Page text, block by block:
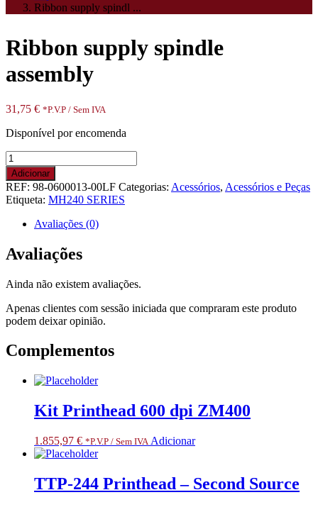
Ribbon supply spindl ...
Ribbon supply spindle
assembly
31,75 € *P.V.P / Sem IVA
Disponível por encomenda
Quantidade
de
Ribbon
supply
spindle
assembly
Adicionar
REF: 98-0600013-00LF Categorias: Acessórios, Acessórios e Peças
Etiqueta: MH240 SERIES
Avaliações (0)
Avaliações
Ainda não existem avaliações.
Apenas clientes com sessão iniciada que compraram este produto
podem deixar opinião.
Complementos
Kit Printhead 600 dpi ZM400
1.855,97 € *P.V.P / Sem IVA Adicionar
TTP-244 Printhead – Second Source